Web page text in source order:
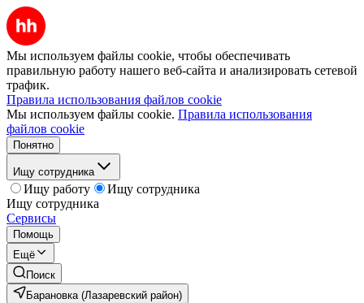
Мы используем файлы cookie, чтобы обеспечивать
правильную работу нашего веб-сайта и анализировать сетевой
трафик.
Правила использования файлов cookie
Мы используем файлы cookie. Правила использования
файлов cookie
Понятно
Ищу сотрудника
Ищу работу
Ищу сотрудника
Ищу сотрудника
Сервисы
Помощь
Ещё
Поиск
Барановка (Лазаревский район)